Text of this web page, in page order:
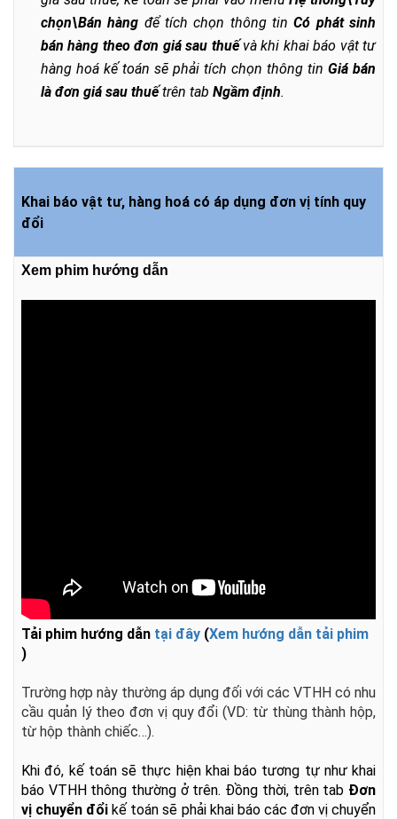
chọn\Bán hàng để tích chọn thông tinCó phát sinh
bán hàng theo đơn giá sau thuếvà khi khai báo vật tư
hàng hoá kế toán sẽ phải tích chọn thông tin Giá bán
là đơn giá sau thuếtrên tab Ngầm định.
Khai báo vật tư, hàng hoá có áp dụng đơn vị tính quy
đổi
Xem phim hướng dẫn
Tải phim hướng dẫn tại đây (Xem hướng dẫn tải phim
)
Trường hợp này thường áp dụng đối với các VTHH có nhu
cầu quản lý theo đơn vị quy đổi (VD: từ thùng thành hộp,
từ hộp thành chiếc…).
Khi đó, kế toán sẽ thực hiện khai báo tương tự như khai
báo VTHH thông thường ở trên. Đồng thời, trên tab Đơn
vị chuyển đổi kế toán sẽ phải khai báo các đơn vị chuyển